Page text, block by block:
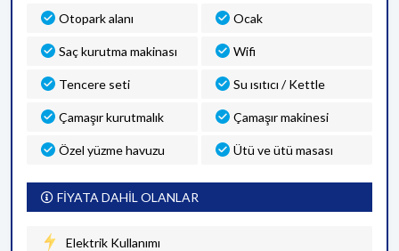
Otopark alanı Ocak
Saç kurutma makinası Wifi
Tencere seti Su ısıtıcı / Kettle
Çamaşır kurutmalık Çamaşır makinesi
Özel yüzme havuzu Ütü ve ütü masası
FİYATA DAHİL OLANLAR
Elektrik Kullanımı